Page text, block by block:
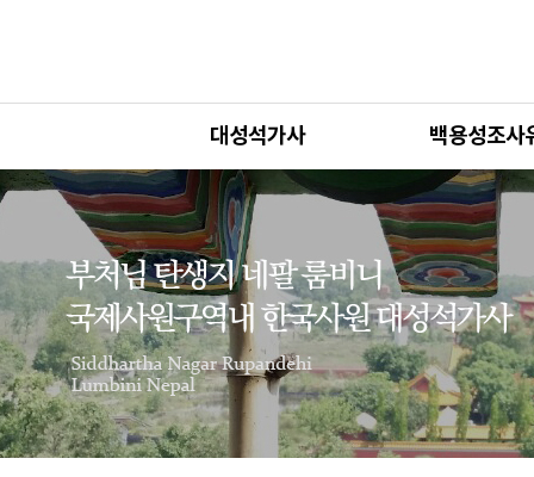
대성석가사 백용성조사